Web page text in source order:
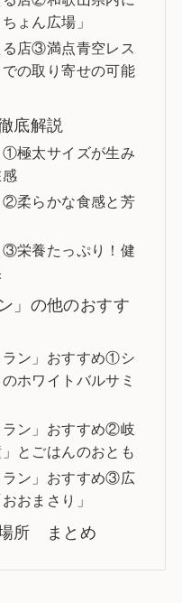
ょん広場」
店③満点青空レス
の取り寄せの可能
底解説
極太サイズが生み
②柔らかな食感と芳
栄養たっぷり！健
」の他のおすす
ラン」おすすめ①シ
ホワイトバルサミ
ラン」おすすめ②岐
とごはんのおとも
ラン」おすすめ③広
おまさり」
所 まとめ